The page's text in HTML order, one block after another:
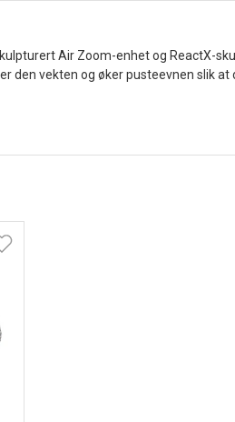
Air Zoom-enhet og ReactX-
den vekten og øker pusteevnen slik at